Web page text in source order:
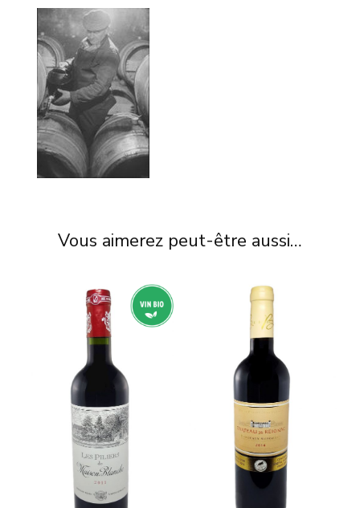
Vous aimerez peut-être aussi…